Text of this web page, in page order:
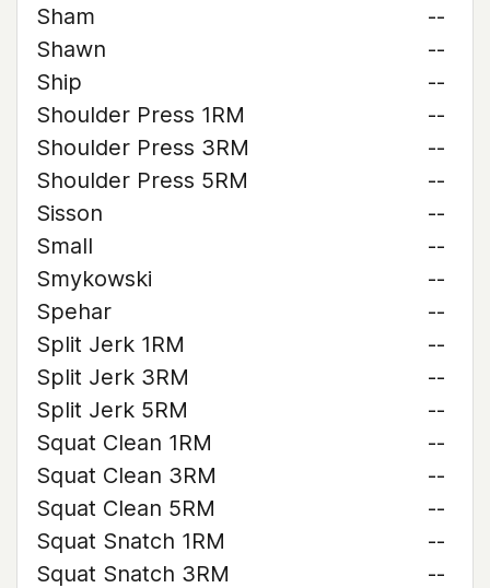
Sham
--
Shawn
--
Ship
--
Shoulder Press 1RM
--
Shoulder Press 3RM
--
Shoulder Press 5RM
--
Sisson
--
Small
--
Smykowski
--
Spehar
--
Split Jerk 1RM
--
Split Jerk 3RM
--
Split Jerk 5RM
--
Squat Clean 1RM
--
Squat Clean 3RM
--
Squat Clean 5RM
--
Squat Snatch 1RM
--
Squat Snatch 3RM
--